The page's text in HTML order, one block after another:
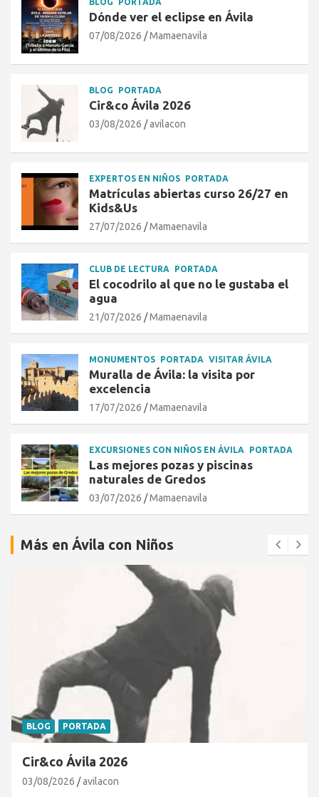
BLOG PORTADA
Dónde ver el eclipse en Ávila
07/08/2026 Mamaenavila
BLOG PORTADA
Cir&co Ávila 2026
03/08/2026 avilacon
EXPERTOS EN NIÑOS PORTADA
Matrículas abiertas curso 26/27 en
Kids&Us
27/07/2026 Mamaenavila
CLUB DE LECTURA PORTADA
El cocodrilo al que no le gustaba el
agua
21/07/2026 Mamaenavila
MONUMENTOS PORTADA VISITAR ÁVILA
Muralla de Ávila: la visita por
excelencia
17/07/2026 Mamaenavila
EXCURSIONES CON NIÑOS EN ÁVILA PORTADA
Las mejores pozas y piscinas
naturales de Gredos
03/07/2026 Mamaenavila
Más en Ávila con Niños
BLOG PORTADA
Cir&co Ávila 2026
03/08/2026 avilacon